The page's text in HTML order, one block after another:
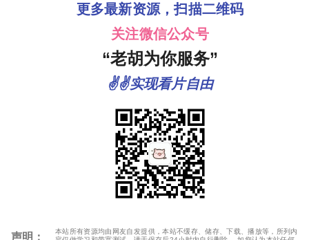
更多最新资源，扫描二维码
关注微信公众号
“老胡为你服务”
✌✌实现看片自由
声明：
本站所有资源均由网友自发提供，本站不缓存、储存、下载、播放等，所列内